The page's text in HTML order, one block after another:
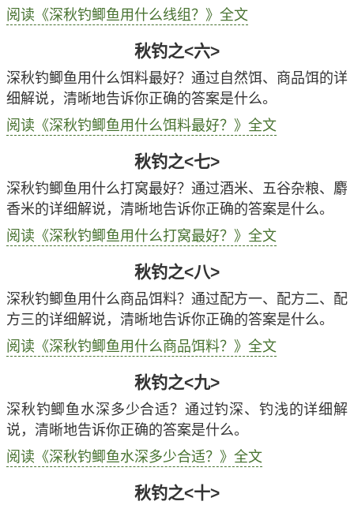
阅读《深秋钓鲫鱼用什么线组？》全文
秋钓之<六>
深秋钓鲫鱼用什么饵料最好？通过自然饵、商品饵的详
细解说，清晰地告诉你正确的答案是什么。
阅读《深秋钓鲫鱼用什么饵料最好？》全文
秋钓之<七>
深秋钓鲫鱼用什么打窝最好？通过酒米、五谷杂粮、麝
香米的详细解说，清晰地告诉你正确的答案是什么。
阅读《深秋钓鲫鱼用什么打窝最好？》全文
秋钓之<八>
深秋钓鲫鱼用什么商品饵料？通过配方一、配方二、配
方三的详细解说，清晰地告诉你正确的答案是什么。
阅读《深秋钓鲫鱼用什么商品饵料？》全文
秋钓之<九>
深秋钓鲫鱼水深多少合适？通过钓深、钓浅的详细解
说，清晰地告诉你正确的答案是什么。
阅读《深秋钓鲫鱼水深多少合适？》全文
秋钓之<十>